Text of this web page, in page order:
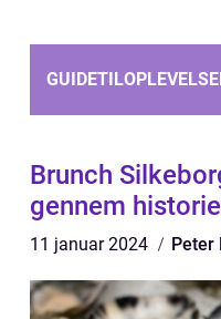
Brunch
gennem
11 januar 2024 Peter